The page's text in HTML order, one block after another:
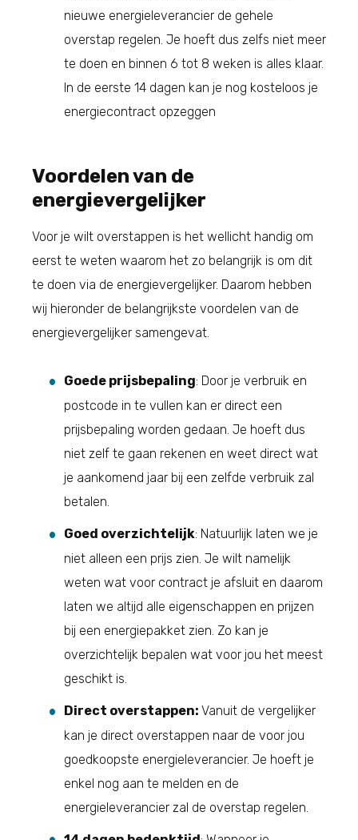
nieuwe energieleverancier de gehele
overstap regelen. Je hoeft dus zelfs niet meer
te doen en binnen 6 tot 8 weken is alles klaar.
In de eerste 14 dagen kan je nog kosteloos je
energiecontract opzeggen
Voordelen van de
energievergelijker
Voor je wilt overstappen is het wellicht handig om
eerst te weten waarom het zo belangrijk is om dit
te doen via de energievergelijker. Daarom hebben
wij hieronder de belangrijkste voordelen van de
energievergelijker samengevat.
Goede prijsbepaling: Door je verbruik en
postcode in te vullen kan er direct een
prijsbepaling worden gedaan. Je hoeft dus
niet zelf te gaan rekenen en weet direct wat
je aankomend jaar bij een zelfde verbruik zal
betalen.
Goed overzichtelijk: Natuurlijk laten we je
niet alleen een prijs zien. Je wilt namelijk
weten wat voor contract je afsluit en daarom
laten we altijd alle eigenschappen en prijzen
bij een energiepakket zien. Zo kan je
overzichtelijk bepalen wat voor jou het meest
geschikt is.
Direct overstappen: Vanuit de vergelijker
kan je direct overstappen naar de voor jou
goedkoopste energieleverancier. Je hoeft je
enkel nog aan te melden en de
energieleverancier zal de overstap regelen.